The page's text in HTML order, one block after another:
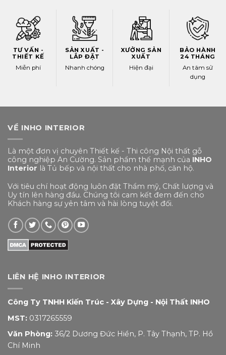
TƯ VẤN -
THIẾT KẾ
Miễn phí
SẢN XUẤT -
LẮP ĐẶT
Nhanh chóng
XƯỞNG SẢN
XUẤT
Hiện đại
BẢO HÀNH
24 THÁNG
An tâm sử
dụng
VỀ INHO INTERIOR
Là một đơn vị chuyên Thiết kế - Thi công Nội thất gỗ
công nghiệp An Cường. Sản phẩm thế mạnh của INHO
Interior là Tủ bếp và nội thất cho nhà phố, căn hộ.
Với tiêu chí hoạt động luôn đặt Thẩm mỹ, Chất lượng và
Uy tín lên hàng đầu. Chúng tôi cam kết đem đến cho
Khách hàng sự yên tâm và hài lòng tuyệt đối.
LIÊN HỆ INHO INTERIOR
Công Ty TNHH Kiến Trúc - Xây Dựng - Nội Thất INHO
MST: 0317265559
Văn Phòng: 36/2 Dương Đức Hiền, P. Tây Thạnh, TP. Hồ
Chí Minh